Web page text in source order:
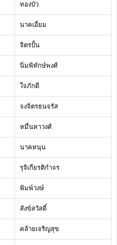
ทองบัว
นาคเอี่ยม
จิตรปั้น
นิ่มพิทักษ์พงศ์
ใจภักดี
จงจิตรธนจรัส
หมื่นหาวงศ์
นาคหนุน
รุจิเกียรติกำจร
พิมพ์วงษ์
สังข์สวัสดิ์
คล้ายเจริญสุข